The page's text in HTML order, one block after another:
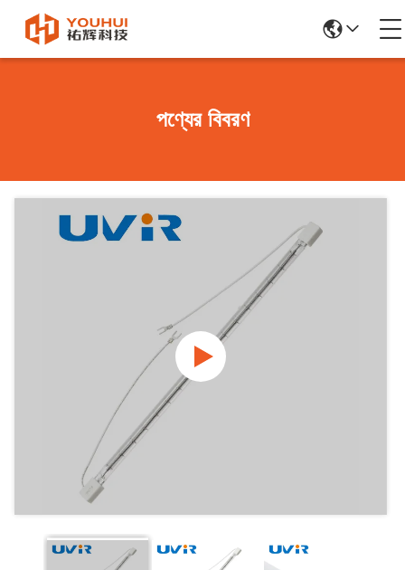
পণ্যের বিবরণ